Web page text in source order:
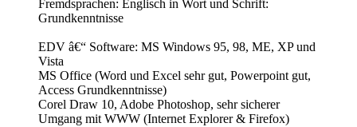
Fremdsprachen: Englisch in Wort und Schrift:
Grundkenntnisse
EDV â€“ Software: MS Windows 95, 98, ME, XP und
Vista
MS Office (Word und Excel sehr gut, Powerpoint gut,
Access Grundkenntnisse)
Corel Draw 10, Adobe Photoshop, sehr sicherer
Umgang mit WWW (Internet Explorer & Firefox)